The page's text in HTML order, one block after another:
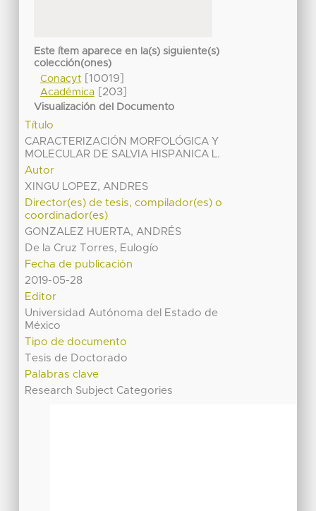
Este ítem aparece en la(s) siguiente(s)
colección(ones)
Conacyt[10019]
Académica[203]
Visualización del Documento
Título
CARACTERIZACIÓN MORFOLÓGICA Y
MOLECULAR DE SALVIA HISPANICA L.
Autor
XINGU LOPEZ, ANDRES
Director(es) de tesis, compilador(es) o
coordinador(es)
GONZALEZ HUERTA, ANDRÉS
De la Cruz Torres, Eulogío
Fecha de publicación
2019-05-28
Editor
Universidad Autónoma del Estado de
México
Tipo de documento
Tesis de Doctorado
Palabras clave
Research Subject Categories